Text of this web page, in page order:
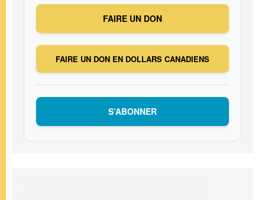
FAIRE UN DON
FAIRE UN DON EN DOLLARS CANADIENS
S’ABONNER